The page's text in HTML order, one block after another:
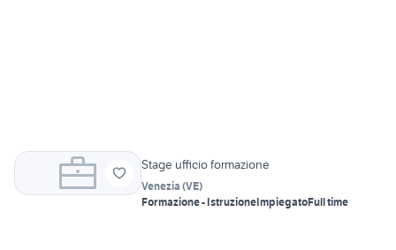
Stage ufficio formazione
Venezia (VE)
Formazione - IstruzioneImpiegatoFull time